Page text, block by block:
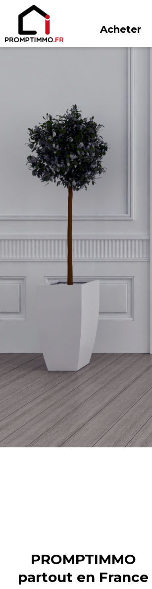
Acheter
PROMPTIMMO
partout en France